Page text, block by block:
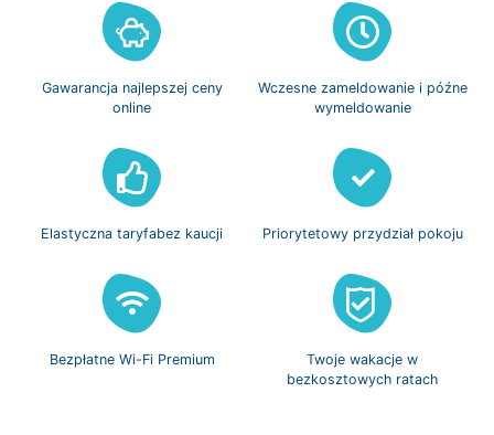
Gawarancja najlepszej ceny
online
Wczesne zameldowaniei późne
wymeldowanie
Elastyczna taryfabez kaucji Priorytetowy przydział pokoju
BezpłatneWi-Fi Premium
Twoje wakacje w
bezkosztowych ratach